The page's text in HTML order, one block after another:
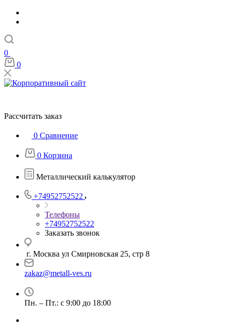
0
0
Рассчитать заказ
0 Сравнение
0 Корзина
Металлический калькулятор
+74952752522
Телефоны
+74952752522
Заказать звонок
г. Москва ул Смирновская 25, стр 8
zakaz@metall-ves.ru
Пн. – Пт.: с 9:00 до 18:00